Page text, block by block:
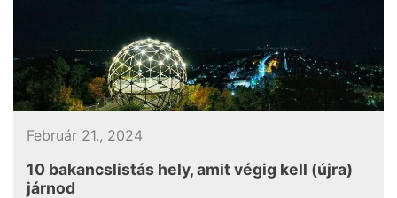
Február 21., 2024
10 bakancslistás hely, amit végig kell (újra)
járnod